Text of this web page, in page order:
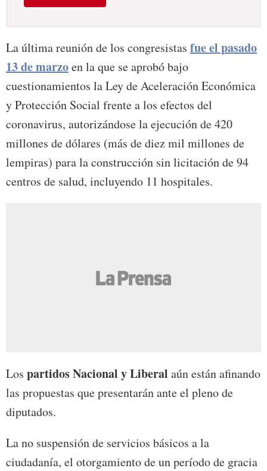
La última reunión de los congresistas fue el pasado
13 de marzoen la que se aprobó bajo
cuestionamientos la Ley de Aceleración Económica
y Protección Social frente a los efectos del
coronavirus, autorizándose la ejecución de 420
millones de dólares (más de diez mil millones de
lempiras) para la construcción sin licitación de 94
centros de salud, incluyendo 11 hospitales.
Los partidos Nacional y Liberal aún están afinando
las propuestas que presentarán ante el pleno de
diputados.
La no suspensión de servicios básicos a la
ciudadanía, el otorgamiento de un período de gracia